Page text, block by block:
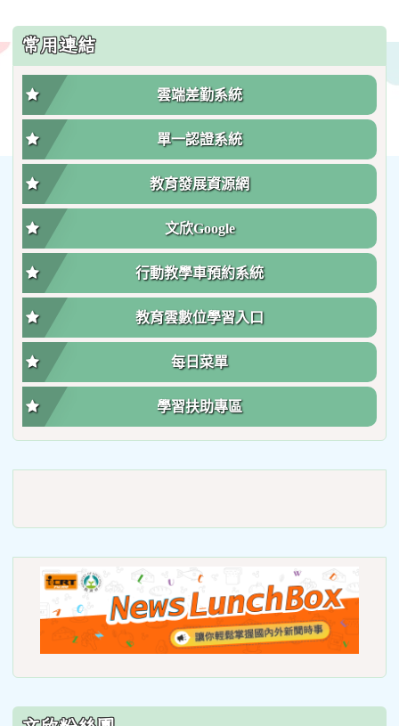
常用連結
雲端差勤系統
單一認證系統
教育發展資源網
文欣Google
行動教學車預約系統
教育雲數位學習入口
每日菜單
學習扶助專區
to